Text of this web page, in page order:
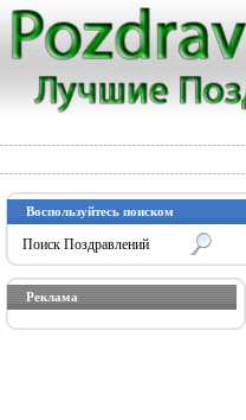
Воспользуйтесь поиском
Реклама